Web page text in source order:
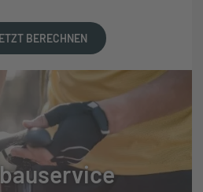
BERECHNEN